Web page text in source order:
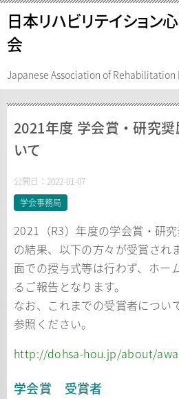
日本リハビリテイション
会
Japanese Association of Rehabilitation
2021年度 学会賞・研究
いて
公開日： 2022-01-07
学会事務局
2021（R3）年度の学会賞・研
の結果、以下の方々が受賞され
面での授与式等は行わず、ホー
るご報告となります。
なお、これまでの受賞者につい
参照ください。
http://dohsa-hou.jp/about/
学会賞 受賞者